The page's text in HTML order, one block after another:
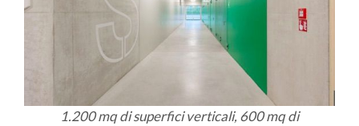
1.200 mq di superfici verticali, 600 mq di